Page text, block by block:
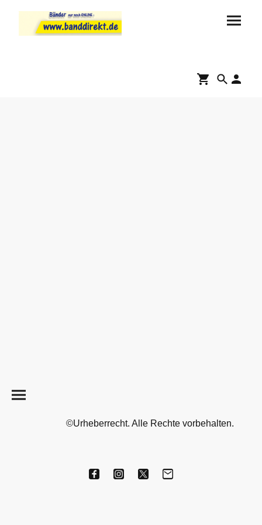
©Urheberrecht. Alle Rechte vorbehalten.